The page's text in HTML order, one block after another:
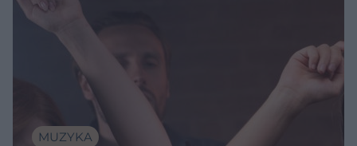
MUZYKA